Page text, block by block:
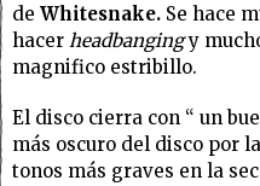
de Whitesnake. Se hace
hacer headbangingy
magnifico estribillo.
El disco cierra con “ un
más oscuro del disco por
tonos más graves en la